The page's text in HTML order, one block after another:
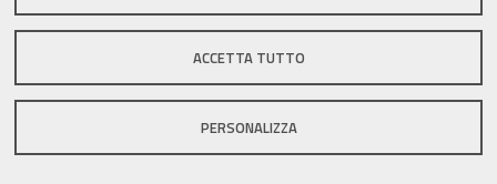
ACCETTA TUTTO
PERSONALIZZA
DPO|Accessibilità